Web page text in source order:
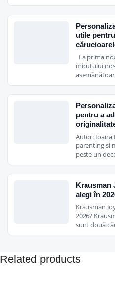
Roti prevazute cu striatii
Dimensiuni: 93 x 51 x 106 cm –
: 8.5 kg (sasiu)
Recomandat de la nastere pana
• Spatar reglabil in 4 pozitii (cu
suport de picioare reglabil in 2
• Centura de siguranta in 5
• Bara de protectie detasabila,
• Capotina se transforma in
permite sa fie asezata in pozitia
• Pe capotina se pot prinde
Aceasta are inclusa o plasa
Accesorii Hamac (se
Aparatoare Insecte
utile
La prima
micuțului
pentru a
Autor: Ioana
parenting si
peste un
Krausman
alegi în
Krausman
2026?
sunt două
Related products